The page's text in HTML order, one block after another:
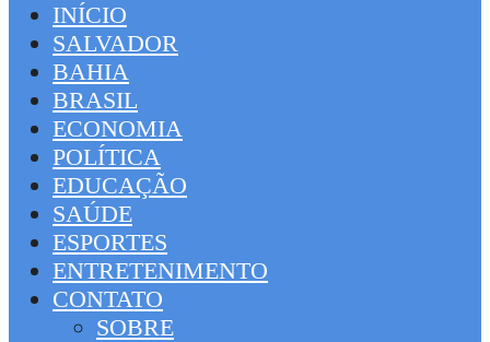
INÍCIO
SALVADOR
BAHIA
BRASIL
ECONOMIA
POLÍTICA
EDUCAÇÃO
SAÚDE
ESPORTES
ENTRETENIMENTO
CONTATO
SOBRE